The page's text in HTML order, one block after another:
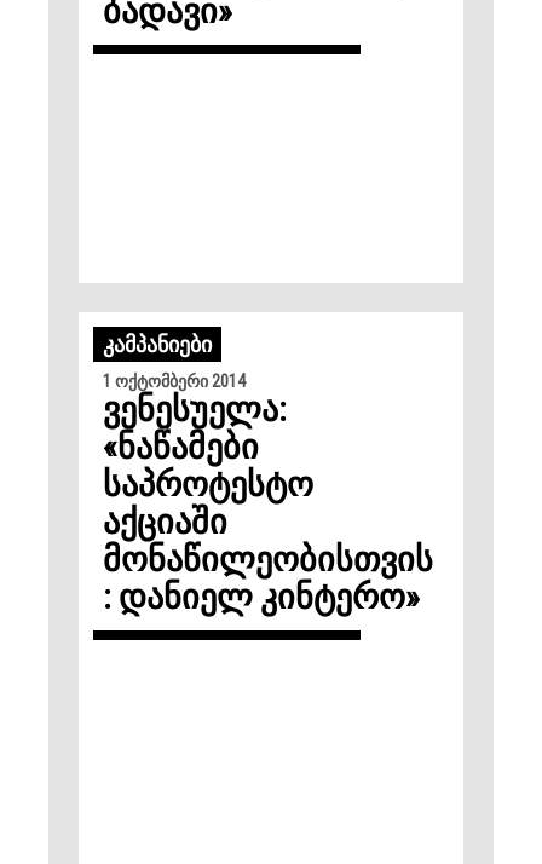
ბადავი»
ᲙᲐᲛᲞᲐᲜᲘᲔᲑᲘ
1 ოქტომბერი 2014
ვენესუელა:
«ნაწამები
საპროტესტო
აქციაში
მონაწილეობისთვის
: დანიელ კინტერო»